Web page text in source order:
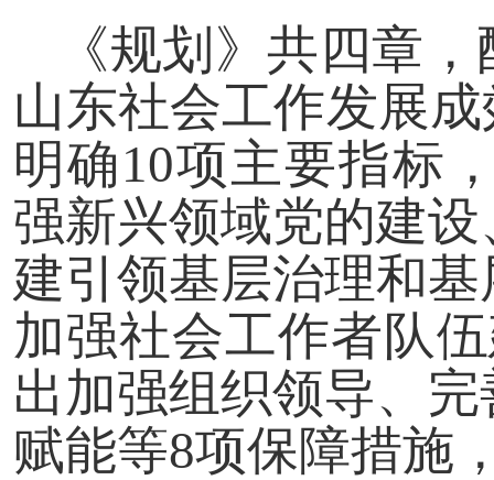
《规划》共四章
山东社会工作发展
明确10项主要指标
强新兴领域党的建
建引领基层治理和
加强社会工作者队
出加强组织领导、
赋能等8项保障措施